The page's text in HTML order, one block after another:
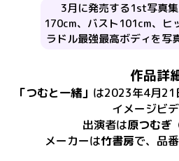
3月に発売する1st写真
170cm、バスト101cm、ヒ
ラドル最強最高ボディを写
作品詳
「つむと一緒 」 は2023年4月21
イメージビ
出演者は原つむぎ
メーカーは竹書房で、​ 品